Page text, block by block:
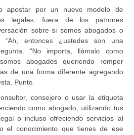
apostar por un nuevo modelo de
legales, fuera de los patrones
sobre si somos abogados o
“Ah, entonces ¿ustedes son una
“No importa, llámalo como
abogados queriendo romper
de una forma diferente agregando
Punto.
consejero o usar la etiqueta
como abogado, utilizando tus
o incluso ofreciendo servicios al
el conocimiento que tienes de ese